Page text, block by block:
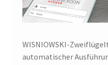
WISNIOWSKI-
automatischer